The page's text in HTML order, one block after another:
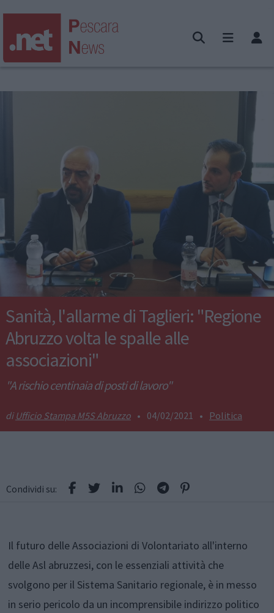
Sanità, l'allarme di Taglieri: "Regione
Abruzzo volta le spalle alle
associazioni"
"A rischio centinaia di posti di lavoro"
Ufficio Stampa M5S Abruzzo • 04/02/2021 • Politica
Condividi su:
Il futuro delle Associazioni di Volontariato all'interno
delle Asl abruzzesi, con le essenziali attività che
svolgono per il Sistema Sanitario regionale, è in messo
in serio pericolo da un incomprensibile indirizzo politico